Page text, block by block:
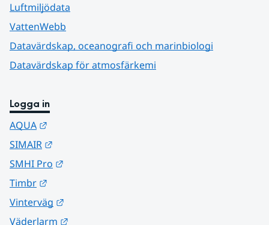
Luftmiljödata
VattenWebb
Datavärdskap, oceanografi och marinbiologi
Datavärdskap för atmosfärkemi
Logga in
AQUA
SIMAIR
SMHI Pro
Timbr
Vinterväg
Väderlarm